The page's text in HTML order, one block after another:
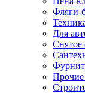
Фляги-
Для
Снятое